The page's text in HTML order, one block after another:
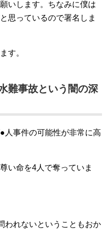
いします。ちなみに僕は
思っているので署名しま
す。
難事故という闇の深
人事件の可能性が非常に高
い命を4人で奪っていま
われないということもおか